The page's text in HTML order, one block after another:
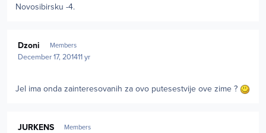
Novosibirsku -4.
Dzoni Members
December 17, 201411 yr
Jel ima onda zainteresovanih za ovo putesestvije ove zime ?
JURKENS Members